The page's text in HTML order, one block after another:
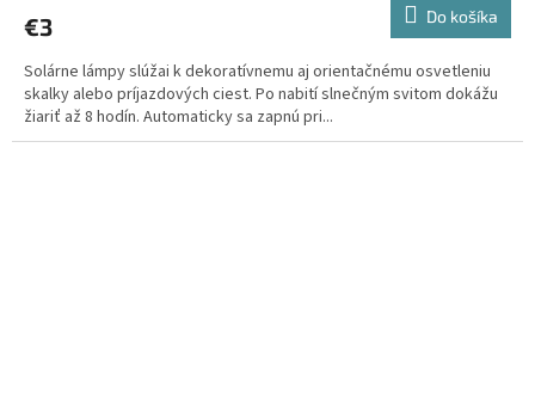
€3 Do košíka
Solárne lámpy slúžai k dekoratívnemu aj orientačnému osvetleniu
skalky alebo príjazdových ciest. Po nabití slnečným svitom dokážu
žiariť až 8 hodín. Automaticky sa zapnú pri...